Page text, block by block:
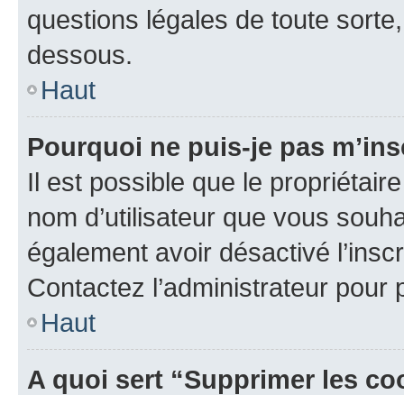
questions légales de toute
dessous.
Haut
Pourquoi ne puis-je pas
Il est possible que le
nom d’utilisateur que vous
également avoir désactivé
Contactez l’administrateur
Haut
A quoi sert “Supprimer les